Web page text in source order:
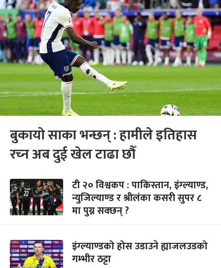
बुकायो साका भन्छन् : हामीले इतिहास
रच्‍न अब दुई खेल टाढा छौँ
टी २० विश्वकप : पाकिस्तान, इंग्ल्याण्ड,
न्युजिल्याण्ड र श्रीलंका कसरी सुपर ८
मा पुग्न सक्छन् ?
इंग्ल्याण्डको होस उडाउने ह्याजलउडको
गम्भीर ठट्टा